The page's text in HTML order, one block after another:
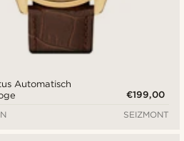
Automatisch
€199,00
SEIZMONT